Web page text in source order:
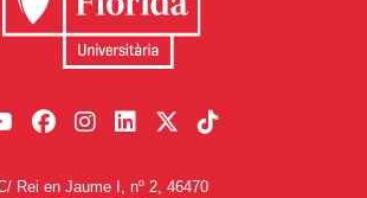
Rei en Jaume I, nº 2, 46470